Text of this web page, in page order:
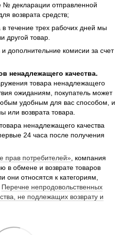
№ декларации отправленной
возврата средств;
течение трех рабочих дней мы
другой товар.
дополнительние комисии за счет
ненадлежащего качества.
товара ненадлежащего
ожиданиям, покупатель может
удобным для вас способом, и
или возврата товара.
ненадлежащего качества
24 часа после получения
прав потребителей» , компания
в обмене и возврате товаров
они относятся к категориям,
Перечне непродовольственных
не подлежащих возврату и